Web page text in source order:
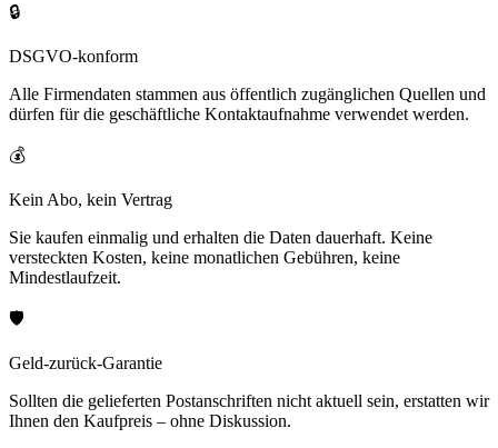
🔒
DSGVO-konform
Alle Firmendaten stammen aus öffentlich zugänglichen Quellen und
dürfen für die geschäftliche Kontaktaufnahme verwendet werden.
💰
Kein Abo, kein Vertrag
Sie kaufen einmalig und erhalten die Daten dauerhaft. Keine
versteckten Kosten, keine monatlichen Gebühren, keine
Mindestlaufzeit.
🛡️
Geld-zurück-Garantie
Sollten die gelieferten Postanschriften nicht aktuell sein, erstatten wir
Ihnen den Kaufpreis – ohne Diskussion.